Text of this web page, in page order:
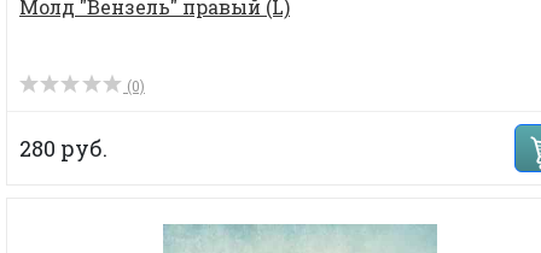
Молд "Вензель" правый (L)
(0)
280 руб.